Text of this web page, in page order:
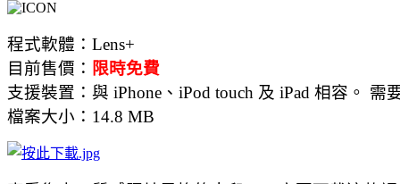
程式軟體：Lens+
目前售價： 限時免費
支援裝置：與 iPhone、iPod touch 及 iPad 相容。 需
檔案大小：14.8 MB